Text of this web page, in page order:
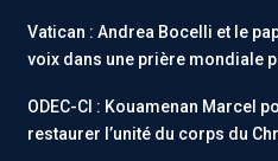
Vatican : Andrea Bocelli et le
voix dans une prière mondiale
ODEC-CI : Kouamenan Marcel
restaurer l’unité du corps du